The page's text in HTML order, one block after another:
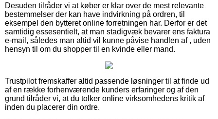
Desuden tilråder vi at køber er klar over de mest relevante
bestemmelser der kan have indvirkning på ordren, til
eksempel den bytteret online forretningen har. Derfor er det
samtidig essesentielt, at man stadigvæk bevarer ens faktura
e-mail, således man altid vil kunne påvise handlen af , uden
hensyn til om du shopper til en kvinde eller mand.
Trustpilot fremskaffer altid passende løsninger til at finde ud
af en række forhenværende kunders erfaringer og af den
grund tilråder vi, at du tolker online virksomhedens kritik af
inden du placerer din ordre.